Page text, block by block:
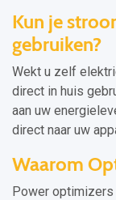
Kun je
gebruiken?
Wekt u zelf
direct in huis
aan uw
direct naar uw
Waarom
Power optimizers